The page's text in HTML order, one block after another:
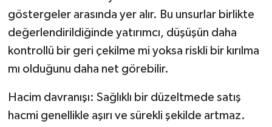
göstergeler arasında yer alır. Bu unsurlar birlikte
değerlendirildiğinde yatırımcı, düşüşün daha
kontrollü bir geri çekilme mi yoksa riskli bir kırılma
mı olduğunu daha net görebilir.
Hacim davranışı: Sağlıklı bir düzeltmede satış
hacmi genellikle aşırı ve sürekli şekilde artmaz.